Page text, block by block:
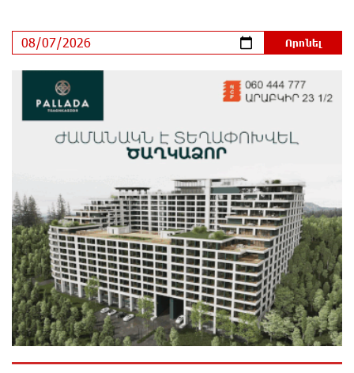
ՆԳՆ-ն՝ աղբակույտի տակ մնացած քաղաքացու
մահվան մասին
7 ժամ առաջ
«Համահայկական ճակատ» շարժումը
զորակցություն է հայտնում Ամենայն Հայոց
7 ժամ առաջ
Ավտովթար՝ Կոտայքի մարզում. Զովունի-Եղվարդ
ճանապարհին բախվել են «Alfa Romeo»-ն և «Opel»-
ը. կա վիրավոր
7 ժամ առաջ
Արժևորվում է Շիրակի երգիծական
բանահյուսությունը